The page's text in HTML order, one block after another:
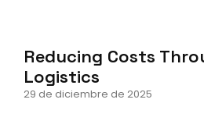
Reducing Costs
Logistics
29 de diciembre de 2025